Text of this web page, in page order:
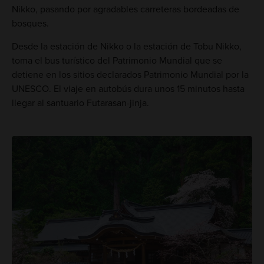
Nikko, pasando por agradables carreteras bordeadas de
bosques.
Desde la estación de Nikko o la estación de Tobu Nikko,
toma el bus turístico del Patrimonio Mundial que se
detiene en los sitios declarados Patrimonio Mundial por la
UNESCO. El viaje en autobús dura unos 15 minutos hasta
llegar al santuario Futarasan-jinja.